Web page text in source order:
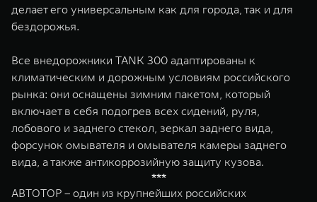
делает его универсальным как для города, так и для
бездорожья.
Все внедорожники TANK 300 адаптированы к
климатическим и дорожным условиям российского
рынка: они оснащены зимним пакетом, который
включает в себя подогрев всех сидений, руля,
лобового и заднего стекол, зеркал заднего вида,
форсунок омывателя и омывателя камеры заднего
вида, а также антикоррозийную защиту кузова.
***
АВТОТОР – один из крупнейших российских